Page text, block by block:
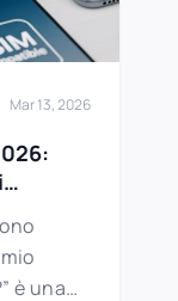
Mar 13, 2026
è una